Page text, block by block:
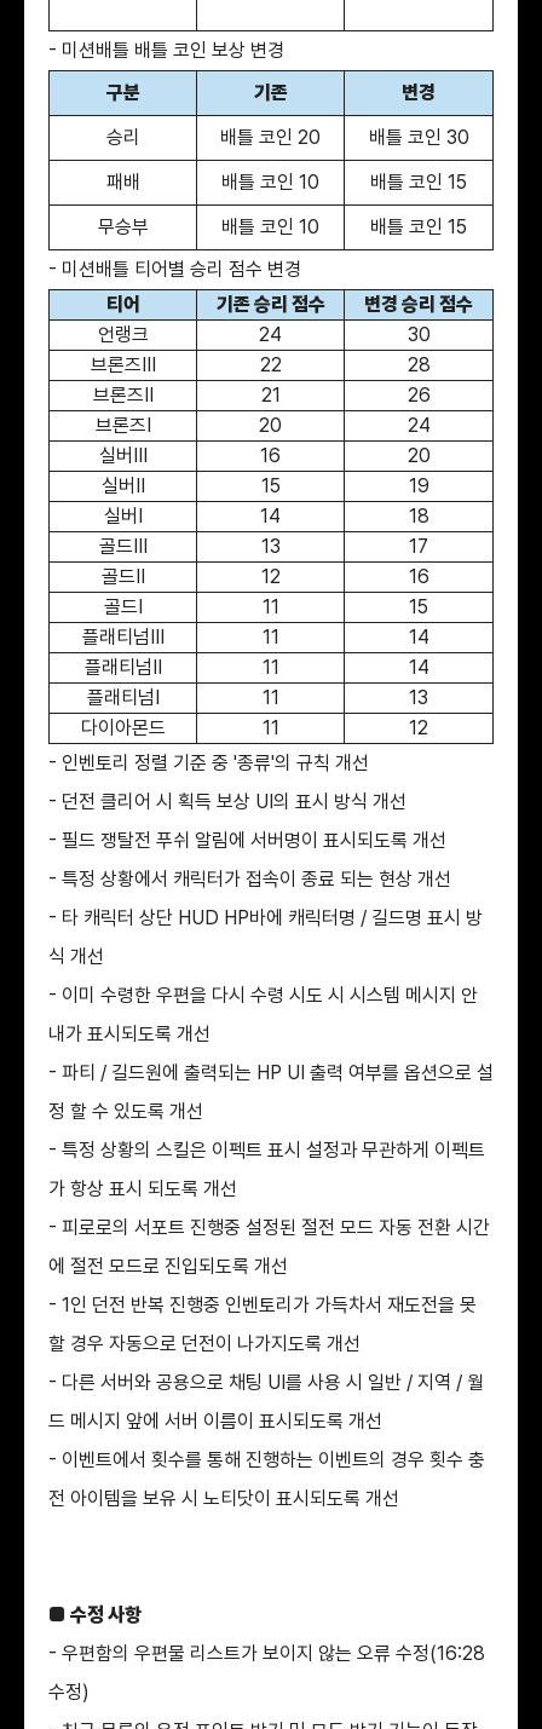
- 미션배틀 배틀 코인 보상 변경
구분
기존
변경
승리
배틀 코인 20
배틀 코인 30
패배
배틀 코인 10
배틀 코인 15
무승부
배틀 코인 10
배틀 코인 15
- 미션배틀 티어별 승리 점수 변경
티어
기존 승리 점수
변경 승리 점수
언랭크
24
30
브론즈III
22
28
브론즈II
21
26
브론즈I
20
24
실버III
16
20
실버II
15
19
실버I
14
18
골드III
13
17
골드II
12
16
골드I
11
15
플래티넘III
11
14
플래티넘II
11
14
플래티넘I
11
13
다이아몬드
11
12
- 인벤토리 정렬 기준 중 '종류'의 규칙 개선
- 던전 클리어 시 획득 보상 UI의 표시 방식 개선
- 필드 쟁탈전 푸쉬 알림에 서버명이 표시되도록 개선
- 특정 상황에서 캐릭터가 접속이 종료 되는 현상 개선
- 타 캐릭터 상단 HUD HP바에 캐릭터명 / 길드명 표시 방
식 개선
- 이미 수령한 우편을 다시 수령 시도 시 시스템 메시지 안
내가 표시되도록 개선
- 파티 / 길드원에 출력되는 HP UI 출력 여부를 옵션으로 설
정 할 수 있도록 개선
- 특정 상황의 스킬은 이펙트 표시 설정과 무관하게 이펙트
가 항상 표시 되도록 개선
- 피로로의 서포트 진행중 설정된 절전 모드 자동 전환 시간
에 절전 모드로 진입되도록 개선
- 1인 던전 반복 진행중 인벤토리가 가득차서 재도전을 못
할 경우 자동으로 던전이 나가지도록 개선
- 다른 서버와 공용으로 채팅 UI를 사용 시 일반 / 지역 / 월
드 메시지 앞에 서버 이름이 표시되도록 개선
- 이벤트에서 횟수를 통해 진행하는 이벤트의 경우 횟수 충
전 아이템을 보유 시 노티닷이 표시되도록 개선
■ 수정 사항
- 우편함의 우편물 리스트가 보이지 않는 오류 수정(16:28
수정)